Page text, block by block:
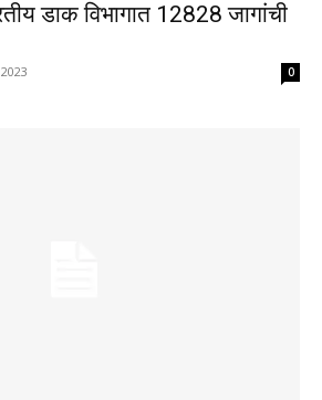
डाक विभागात 12828 जागांची
0